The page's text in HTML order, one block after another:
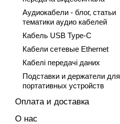
Аудиокабели - блог, статьи
тематики аудио кабелей
Кабель USB Type-C
Кабели сетевые Ethernet
Кабелі передачі даних
Подставки и держатели для
портативных устройств
Оплата и доставка
О нас